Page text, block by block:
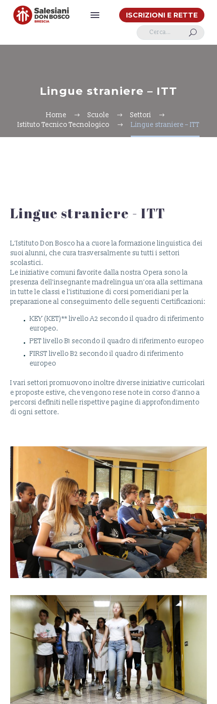
ISCRIZIONI E RETTE
U
Lingue straniere – ITT
Home Scuole
Settori
Istituto Tecnico Tecnologico
Lingue straniere – ITT
Lingue straniere - ITT
L’Istituto Don Bosco ha a cuore la formazione linguistica dei
suoi alunni, che cura trasversalmente su tutti i settori
scolastici.
Le iniziative comuni favorite dalla nostra Opera sono la
presenza dell’insegnante madrelingua un’ora alla settimana
in tutte le classi e l’istituzione di corsi pomeridiani per la
preparazione al conseguimento delle seguenti Certificazioni:
KEY (KET)** livello A2 secondo il quadro di riferimento
europeo.
PET livello B1 secondo il quadro di riferimento europeo
FIRST livello B2 secondo il quadro di riferimento
europeo
I vari settori promuovono inoltre diverse iniziative curricolari
e proposte estive, che vengono rese note in corso d’anno a
percorsi definiti nelle rispettive pagine di approfondimento
di ogni settore.